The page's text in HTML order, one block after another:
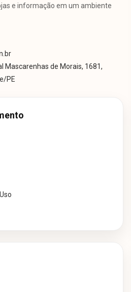
e informação em um ambiente
Mascarenhas de Morais, 1681,
PE